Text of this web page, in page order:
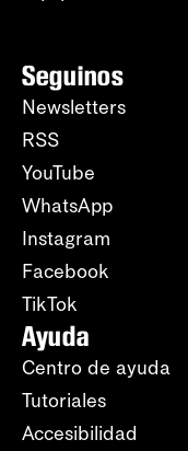
Seguinos
Newsletters
RSS
YouTube
WhatsApp
Instagram
Facebook
TikTok
Ayuda
Centro de ayuda
Tutoriales
Accesibilidad